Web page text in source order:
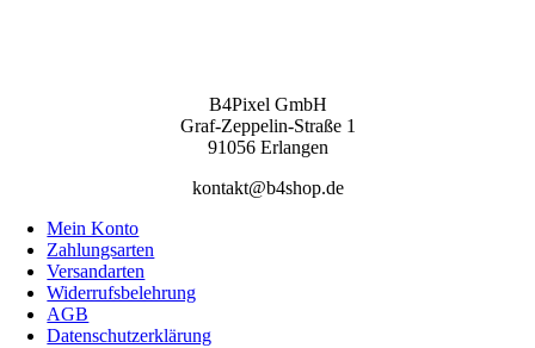
B4Pixel GmbH
Graf-Zeppelin-Straße 1
91056 Erlangen
kontakt@b4shop.de
Mein Konto
Zahlungsarten
Versandarten
Widerrufsbelehrung
AGB
Datenschutzerklärung